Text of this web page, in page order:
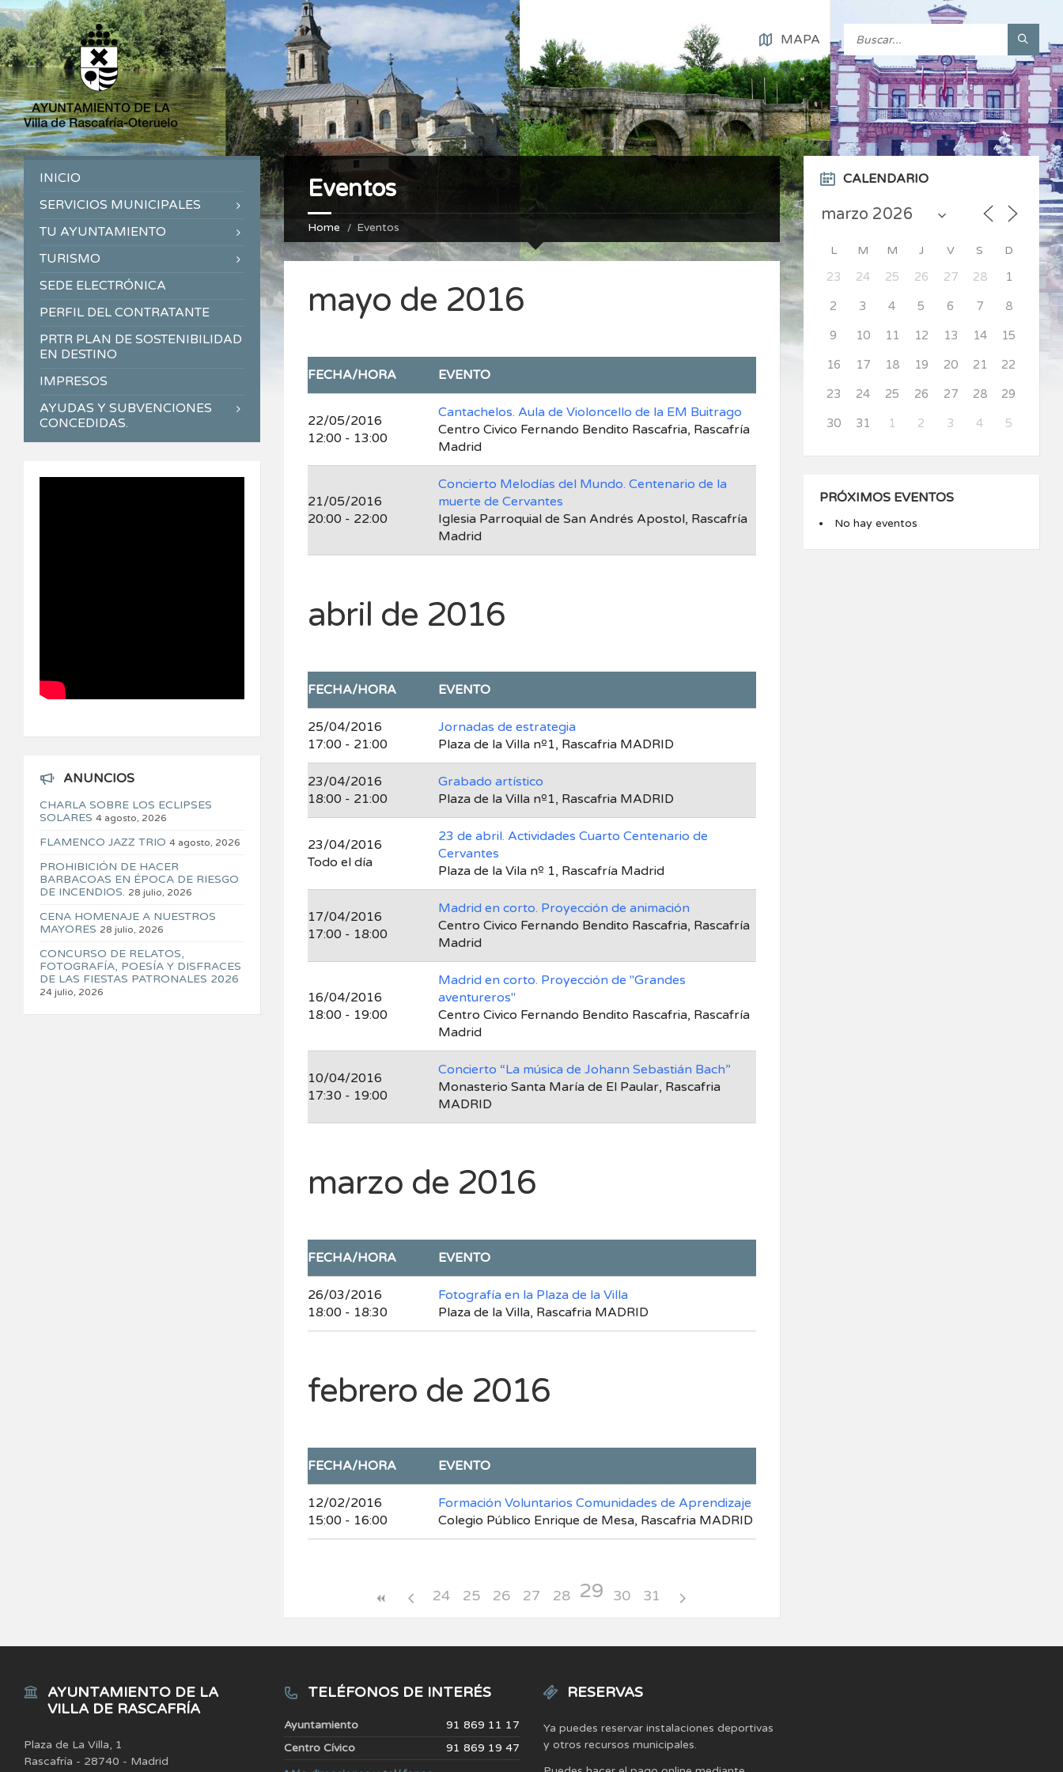
MAPA
Eventos
Home Eventos
mayo de 2016
FECHA/HORA EVENTO
22/05/2016
12:00 - 13:00
Cantachelos. Aula de Violoncello de la EM Buitrago
Centro Civico Fernando Bendito Rascafria, Rascafría
Madrid
21/05/2016
20:00 - 22:00
Concierto Melodías del Mundo. Centenario de la
muerte de Cervantes
Iglesia Parroquial de San Andrés Apostol, Rascafría
Madrid
abril de 2016
FECHA/HORA EVENTO
25/04/2016
17:00 - 21:00
Jornadas de estrategia
Plaza de la Villa nº1, Rascafria MADRID
23/04/2016
18:00 - 21:00
Grabado artístico
Plaza de la Villa nº1, Rascafria MADRID
23/04/2016
Todo el día
23 de abril. Actividades Cuarto Centenario de
Cervantes
Plaza de la Vila nº 1, Rascafría Madrid
17/04/2016
17:00 - 18:00
Madrid en corto. Proyección de animación
Centro Civico Fernando Bendito Rascafria, Rascafría
Madrid
16/04/2016
18:00 - 19:00
Madrid en corto. Proyección de "Grandes
aventureros"
Centro Civico Fernando Bendito Rascafria, Rascafría
Madrid
10/04/2016
17:30 - 19:00
Concierto “La música de Johann Sebastián Bach”
Monasterio Santa María de El Paular, Rascafria
MADRID
marzo de 2016
FECHA/HORA EVENTO
26/03/2016
18:00 - 18:30
Fotografía en la Plaza de la Villa
Plaza de la Villa, Rascafria MADRID
febrero de 2016
FECHA/HORA EVENTO
12/02/2016
15:00 - 16:00
Formación Voluntarios Comunidades de Aprendizaje
Colegio Público Enrique de Mesa, Rascafria MADRID
24 25 26 27 28 29 30 31
INICIO
SERVICIOS MUNICIPALES
TU AYUNTAMIENTO
TURISMO
SEDE ELECTRÓNICA
PERFIL DEL CONTRATANTE
PRTR PLAN DE SOSTENIBILIDAD
EN DESTINO
IMPRESOS
AYUDAS Y SUBVENCIONES
CONCEDIDAS.
ANUNCIOS
CHARLA SOBRE LOS ECLIPSES
SOLARES 4 agosto, 2026
FLAMENCO JAZZ TRIO 4 agosto, 2026
PROHIBICIÓN DE HACER
BARBACOAS EN ÉPOCA DE RIESGO
DE INCENDIOS. 28 julio, 2026
CENA HOMENAJE A NUESTROS
MAYORES 28 julio, 2026
CONCURSO DE RELATOS,
FOTOGRAFÍA, POESÍA Y DISFRACES
DE LAS FIESTAS PATRONALES 2026
24 julio, 2026
CALENDARIO
L M M J V S D
23 24 25 26 27 28 1
2 3 4 5 6 7 8
9 10 11 12 13 14 15
16 17 18 19 20 21 22
23 24 25 26 27 28 29
30 31 1 2 3 4 5
PRÓXIMOS EVENTOS
No hay eventos
AYUNTAMIENTO DE LA
VILLA DE RASCAFRÍA
Plaza de La Villa, 1
Rascafría - 28740 - Madrid
TELÉFONOS DE INTERÉS
Ayuntamiento
91 869 11 17
Centro Cívico
91 869 19 47
RESERVAS
Ya puedes reservar instalaciones deportivas
y otros recursos municipales.